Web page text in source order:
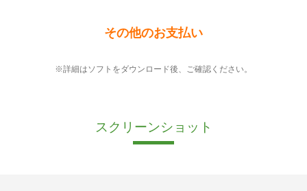
その他のお支払い
※詳細はソフトをダウンロード後、ご確認ください。
スクリーンショット